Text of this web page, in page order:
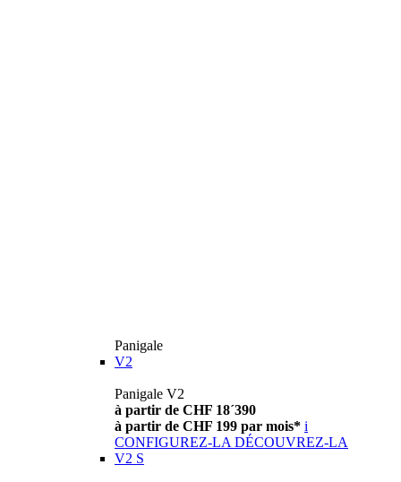
Panigale
V2
Panigale V2
à partir de CHF 18´390
à partir de CHF 199 par mois* i
CONFIGUREZ-LA DÉCOUVREZ-LA
V2 S